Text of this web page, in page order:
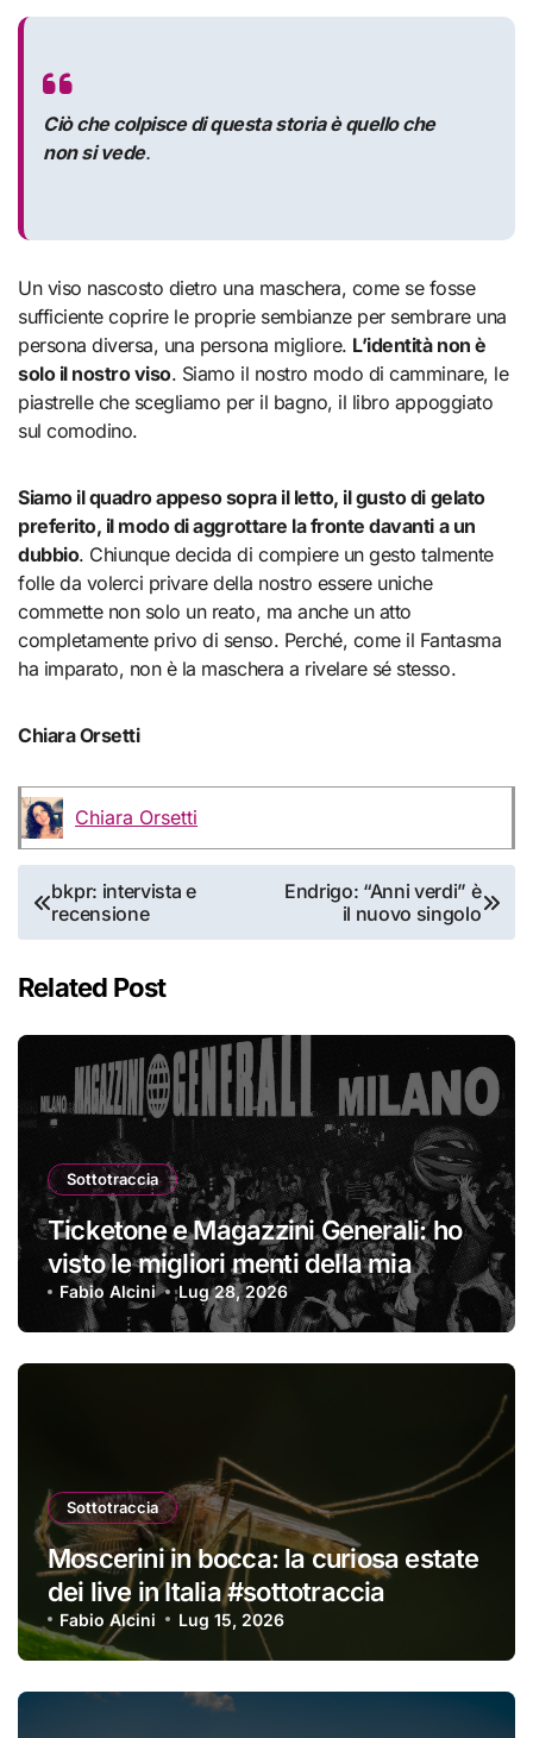
Ciò che colpisce di questa storia è quello che
non si vede.
Un viso nascosto dietro una maschera, come se fosse
sufficiente coprire le proprie sembianze per sembrare una
persona diversa, una persona migliore. L’identità non è
solo il nostro viso. Siamo il nostro modo di camminare, le
piastrelle che scegliamo per il bagno, il libro appoggiato
sul comodino.
Siamo il quadro appeso sopra il letto, il gusto di gelato
preferito, il modo di aggrottare la fronte davanti a un
dubbio. Chiunque decida di compiere un gesto talmente
folle da volerci privare della nostro essere uniche
commette non solo un reato, ma anche un atto
completamente privo di senso. Perché, come il Fantasma
ha imparato, non è la maschera a rivelare sé stesso.
Chiara Orsetti
Chiara Orsetti
Navigazione
articoli
bkpr: intervista e
recensione
Endrigo: “Anni verdi” è
il nuovo singolo
Related Post
Sottotraccia
Ticketone e Magazzini Generali: ho
visto le migliori menti della mia
generazione… #sottotraccia
Fabio Alcini Lug 28, 2026
Sottotraccia
Moscerini in bocca: la curiosa estate
dei live in Italia #sottotraccia
Fabio Alcini Lug 15, 2026